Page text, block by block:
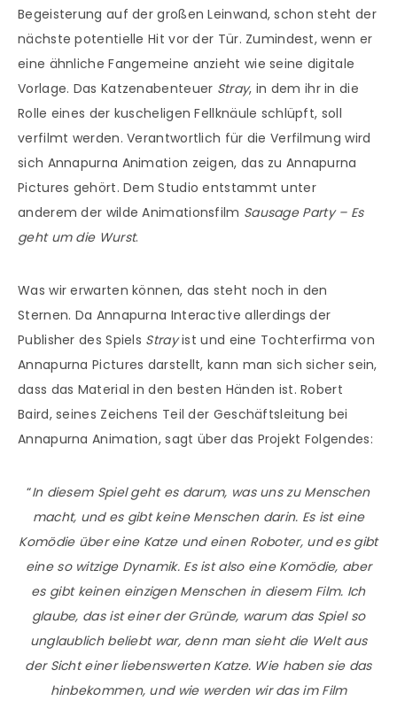
Begeisterung auf der großen Leinwand, schon steht der
nächste potentielle Hit vor der Tür. Zumindest, wenn er
eine ähnliche Fangemeine anzieht wie seine digitale
Vorlage. Das Katzenabenteuer Stray, in dem ihr in die
Rolle eines der kuscheligen Fellknäule schlüpft, soll
verfilmt werden. Verantwortlich für die Verfilmung wird
sich Annapurna Animation zeigen, das zu Annapurna
Pictures gehört. Dem Studio entstammt unter
anderem der wilde Animationsfilm Sausage Party – Es
geht um die Wurst.
Was wir erwarten können, das steht noch in den
Sternen. Da Annapurna Interactive allerdings der
Publisher des Spiels Strayist und eine Tochterfirma von
Annapurna Pictures darstellt, kann man sich sicher sein,
dass das Material in den besten Händen ist. Robert
Baird, seines Zeichens Teil der Geschäftsleitung bei
Annapurna Animation, sagt über das Projekt Folgendes:
“In diesem Spiel geht es darum, was uns zu Menschen
macht, und es gibt keine Menschen darin. Es ist eine
Komödie über eine Katze und einen Roboter, und es gibt
eine so witzige Dynamik. Es ist also eine Komödie, aber
es gibt keinen einzigen Menschen in diesem Film. Ich
glaube, das ist einer der Gründe, warum das Spiel so
unglaublich beliebt war, denn man sieht die Welt aus
der Sicht einer liebenswerten Katze. Wie haben sie das
hinbekommen, und wie werden wir das im Film